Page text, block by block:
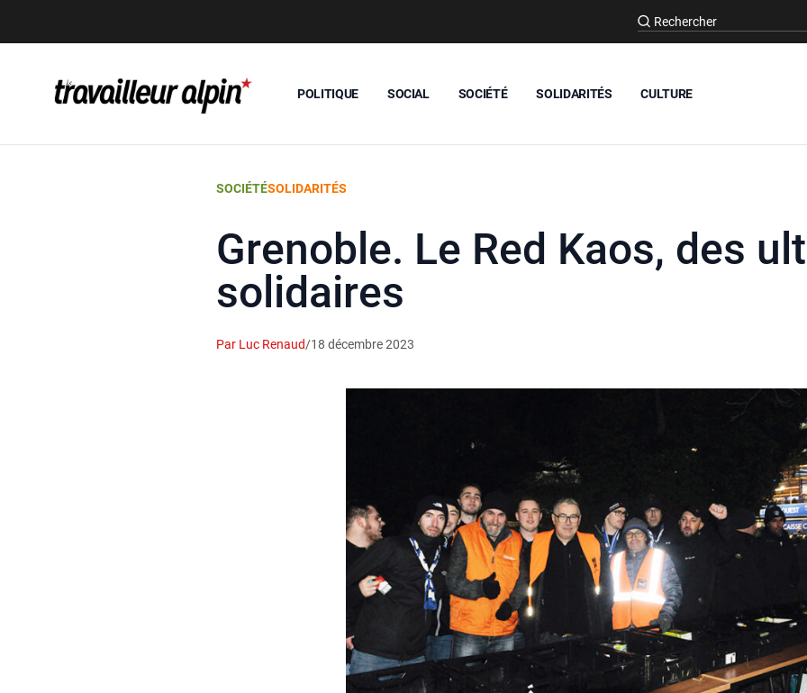
POLITIQUE SOCIAL SOCIÉTÉ SOLIDARITÉS CULTURE
SOCIÉTÉSOLIDARITÉS
Grenoble. Le Red Kaos, des
solidaires
Par Luc Renaud/18 décembre 2023